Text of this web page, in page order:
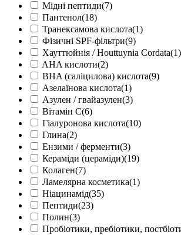
Мідні пептиди(7)
Пантенол(18)
Транексамова кислота(1)
Фізичні SPF-фільтри(9)
Хауттюйнія / Houttuynia Cordata(1)
AHA кислоти(2)
BHA (саліцилова) кислота(9)
Азелаїнова кислота(1)
Азулен / гвайазулен(3)
Вітамін С(6)
Гіалуронова кислота(10)
Глина(2)
Ензими / ферменти(3)
Кераміди (цераміди)(19)
Колаген(7)
Ламелярна косметика(1)
Ніацинамід(35)
Пептиди(23)
Полин(3)
Пробіотики, пребіотики,